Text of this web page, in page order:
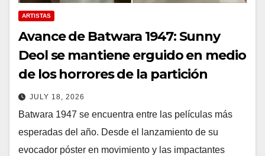
ARTISTAS
Avance de Batwara 1947: Sunny
Deol se mantiene erguido en medio
de los horrores de la partición
JULY 18, 2026
Batwara 1947 se encuentra entre las películas más
esperadas del año. Desde el lanzamiento de su
evocador póster en movimiento y las impactantes